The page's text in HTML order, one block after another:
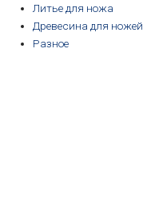
Литье для ножа
Древесина для ножей
Разное